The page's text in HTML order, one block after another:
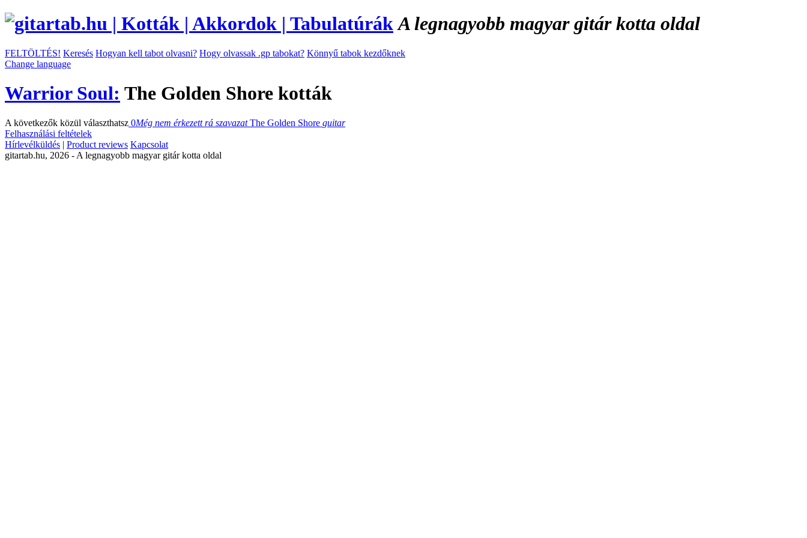
A legnagyobb magyar gitár kotta oldal
FELTÖLTÉS! Keresés Hogyan kell tabot olvasni? Hogy olvassak .gp tabokat? Könnyű tabok kezdőknek
Change language
Warrior Soul: The Golden Shore kották
A következők közül választhatsz 0Még nem érkezett rá szavazatThe Golden Shore guitar
Felhasználási feltételek
Hírlevélküldés | Product reviews Kapcsolat
gitartab.hu, 2026 - A legnagyobb magyar gitár kotta oldal